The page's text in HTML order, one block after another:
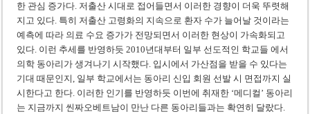
한 관심 증가다. 저출산 시대로 접어들면서 이러한 경향이 더욱 뚜렷해
지고 있다. 특히 저출산 고령화의 지속으로 환자 수가 늘어날 것이라는
예측에 따라 의료 수요 증가가 전망되면서 이러한 현상이 가속화되고
있다. 이런 추세를 반영하듯 2010년대부터 일부 선도적인 학교들 에서
의학 동아리가 생겨나기 시작했다. 입시에서 가산점을 받을 수 있다는
기대 때문인지, 일부 학교에서는 동아리 신입 회원 선발 시 면접까지 실
시한다고 한다. 이러한 인기를 반영하듯 이번에 취재한 ‘메디컬’ 동아리
는 지금까지 씬짜오베트남이 만난 다른 동아리들과는 확연히 달랐다.